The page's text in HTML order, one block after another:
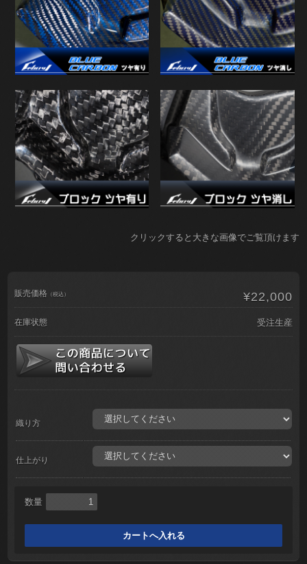
クリックすると大きな画像でご覧頂けます
販売価格 （税込） ¥22,000
在庫状態 受注生産
織り方
仕上がり
数量